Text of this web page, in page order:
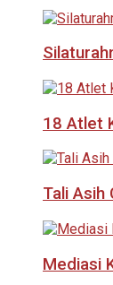
18 Atlet
Tali Asih
Mediasi